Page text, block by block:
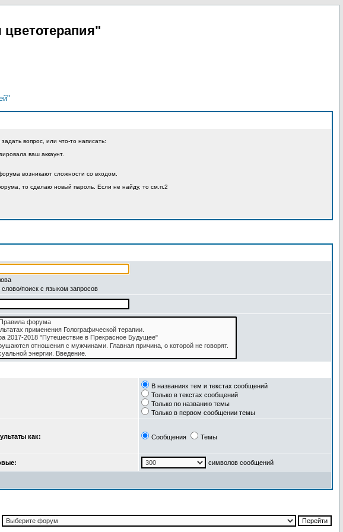
вопрос, или что-то написать:
ваш аккаунт.
возникают сложности со входом.
то сделаю новый пароль. Если не найду, то см.п.2
поиск с языком запросов
В названиях тем и текстах сообщений
Только в текстах сообщений
Только по названию темы
Только в первом сообщении темы
как: Сообщения Темы
символов сообщений